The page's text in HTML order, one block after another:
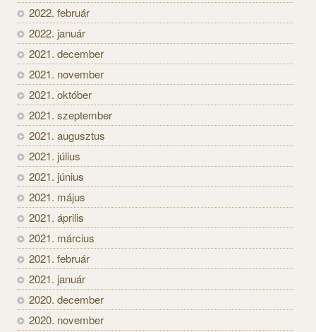
2022. február
2022. január
2021. december
2021. november
2021. október
2021. szeptember
2021. augusztus
2021. július
2021. június
2021. május
2021. április
2021. március
2021. február
2021. január
2020. december
2020. november